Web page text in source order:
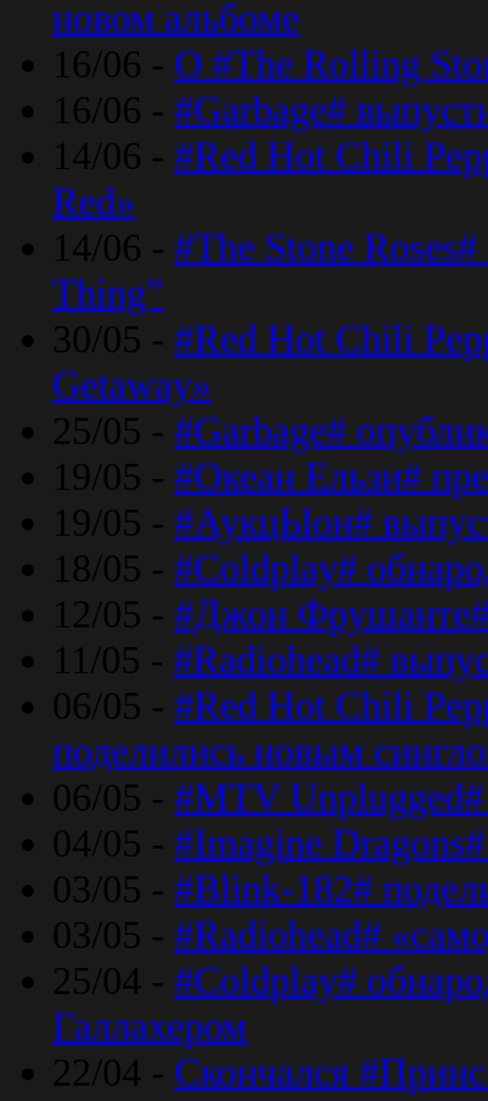
новом альбоме
16/06 - О #The Rolling
16/06 - #Garbage#
14/06 - #Red Hot Chili
Red»
14/06 - #The Stone
Thing”
30/05 - #Red Hot Chili
Getaway»
25/05 - #Garbage#
19/05 - #Океан Ельзи#
19/05 - #АукцЫон#
18/05 - #Coldplay#
12/05 - #Джон
11/05 - #Radiohead#
06/05 - #Red Hot Chili
поделились новым
06/05 - #MTV Unplugged#
04/05 - #Imagine
03/05 - #Blink-182#
03/05 - #Radiohead#
25/04 - #Coldplay#
Галлахером
22/04 - Скончался